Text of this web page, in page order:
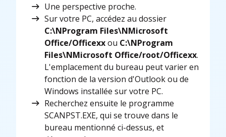
Une perspective proche.
Sur votre PC, accédez au dossier
C:\NProgram Files\NMicrosoft
Office/Officexxou C:\NProgram
Files\NMicrosoft Office/root/Officexx.
L'emplacement du bureau peut varier en
fonction de la version d'Outlook ou de
Windows installée sur votre PC.
Recherchez ensuite le programme
SCANPST.EXE, qui se trouve dans le
bureau mentionné ci-dessus, et